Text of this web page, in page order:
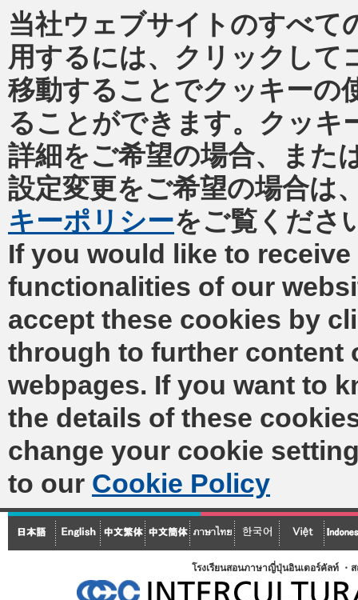
当社ウェブサイトのすべて
用するには、クリックして
移動することでクッキーの
ることができます。クッキ
詳細をご希望の場合、また
設定変更をご希望の場合は
キーポリシーをご覧くださ
If you would like to receive
functionalities of our
accept these cookies by
through to further content
webpages. If you want to
the details of these
change your cookie
to our Cookie Policy
โรงเรียนสอนภาษาญี่ปุ่นอินเตอร์คัลท์